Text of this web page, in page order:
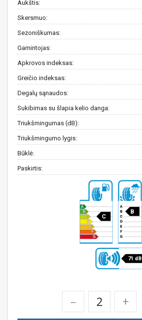
Aukštis:
Skersmuo:
Sezoniškumas:
Gamintojas:
Apkrovos indeksas:
Greičio indeksas:
Degalų sąnaudos:
Sukibimas su šlapia kelio danga:
Triukšmingumas (dB):
Triukšmingumo lygis:
Būklė:
Paskirtis:
C
B
71 dB
– +